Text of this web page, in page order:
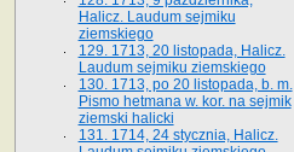
Halicz. Laudum sejmiku
ziemskiego
129. 1713, 20 listopada, Halicz.
Laudum sejmiku ziemskiego
130. 1713, po 20 listopada, b. m.
Pismo hetmana w. kor. na sejmik
ziemski halicki
131. 1714, 24 stycznia, Halicz.